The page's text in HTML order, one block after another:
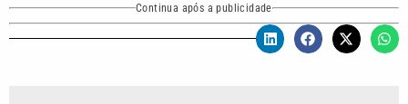
Continua após a publicidade